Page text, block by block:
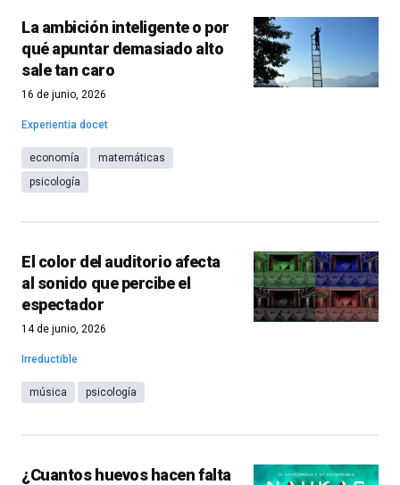
La ambición inteligente o por
qué apuntar demasiado alto
sale tan caro
16 de junio, 2026
Experientia docet
economía
matemáticas
psicología
El color del auditorio afecta
al sonido que percibe el
espectador
14 de junio, 2026
Irreductible
música psicología
¿Cuantos huevos hacen falta